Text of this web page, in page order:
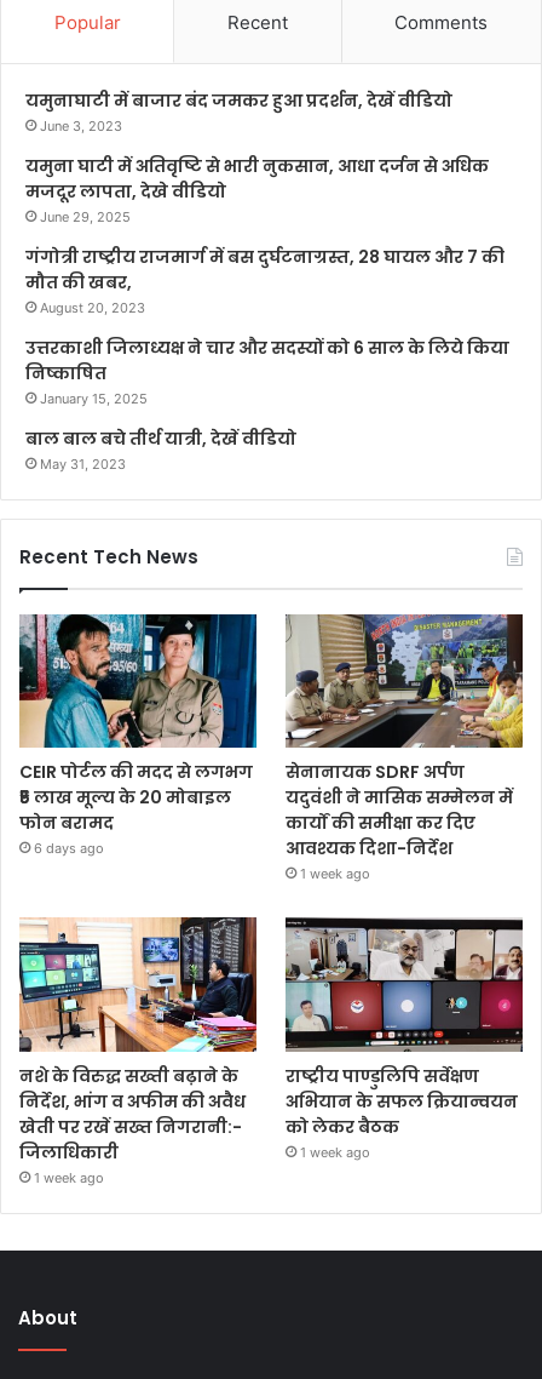
Popular Recent Comments
यमुनाघाटी में बाजार बंद जमकर हुआ प्रदर्शन, देखें वीडियो
June 3, 2023
यमुना घाटी में अतिवृष्टि से भारी नुकसान, आधा दर्जन से अधिक
मजदूर लापता, देखे वीडियो
June 29, 2025
गंगोत्री राष्ट्रीय राजमार्ग में बस दुर्घटनाग्रस्त, 28 घायल और 7 की
मौत की खबर,
August 20, 2023
उत्तरकाशी जिलाध्यक्ष ने चार और सदस्यों को 6 साल के लिये किया
निष्काषित
January 15, 2025
बाल बाल बचे तीर्थ यात्री, देखें वीडियो
May 31, 2023
Recent Tech News
CEIR पोर्टल की मदद से लगभग
₹5 लाख मूल्य के 20 मोबाइल
फोन बरामद
6 days ago
सेनानायक SDRF अर्पण
यदुवंशी ने मासिक सम्मेलन में
कार्यों की समीक्षा कर दिए
आवश्यक दिशा-निर्देश
1 week ago
नशे के विरुद्ध सख्ती बढ़ाने के
निर्देश, भांग व अफीम की अवैध
खेती पर रखें सख्त निगरानी:-
जिलाधिकारी
1 week ago
राष्ट्रीय पाण्डुलिपि सर्वेक्षण
अभियान के सफल क्रियान्वयन
को लेकर बैठक
1 week ago
About